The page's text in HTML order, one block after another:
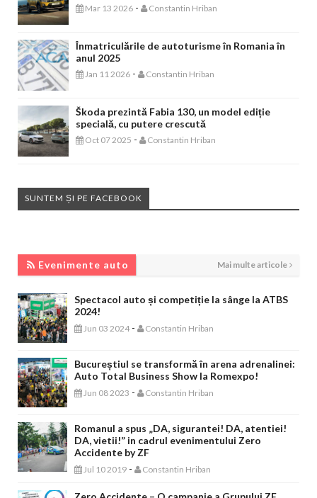
Mar 13 2026 - Constantin Hriban
Înmatriculările de autoturisme în Romania în
anul 2025
Jan 11 2026 - Constantin Hriban
Škoda prezintă Fabia 130, un model ediție
specială, cu putere crescută
Oct 07 2025 - Constantin Hriban
SUNTEM ȘI PE FACEBOOK
Evenimente auto Mai multe articole
Spectacol auto și competiție la sânge la ATBS
2024!
Jun 03 2024 - Constantin Hriban
Bucureștiul se transformă în arena adrenalinei:
Auto Total Business Show la Romexpo!
Jun 08 2023 - Constantin Hriban
Romanul a spus „DA, sigurantei! DA, atentiei!
DA, vietii!” in cadrul evenimentului Zero
Accidente by ZF
Jul 10 2019 - Constantin Hriban